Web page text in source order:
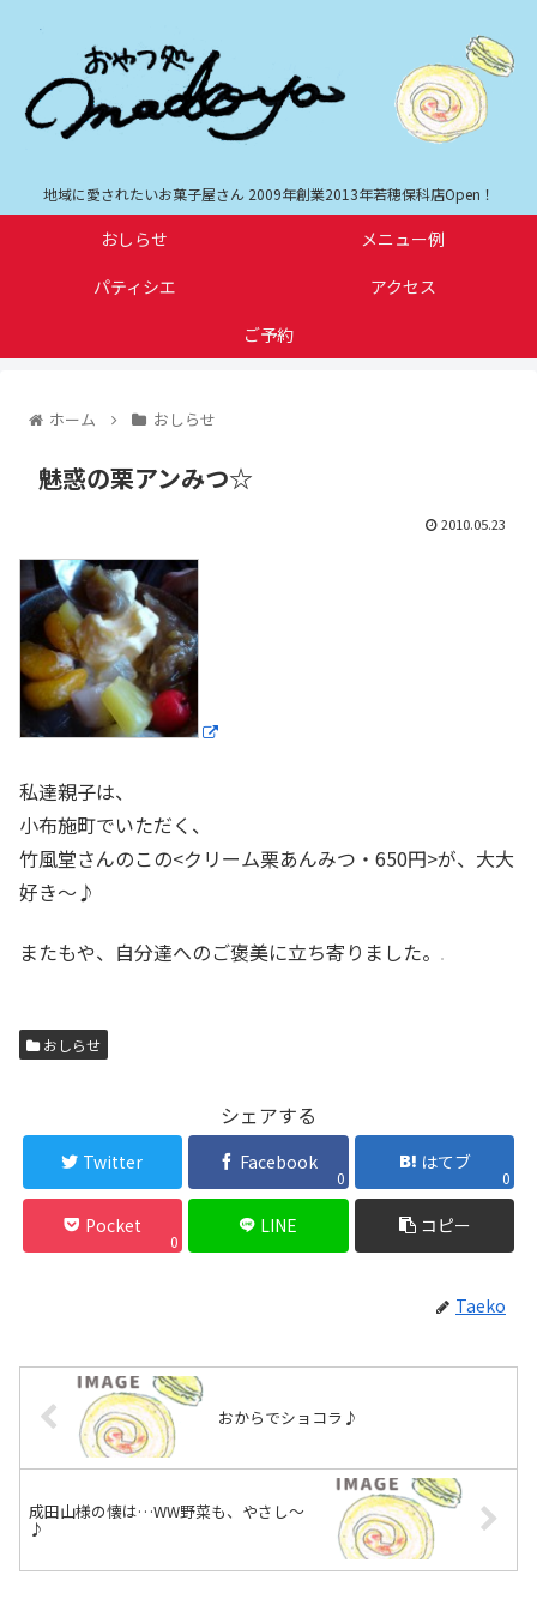
地域に愛されたいお菓子屋さん 2009年創業2013年若穂保科店Open！
おしらせ
メニュー例
パティシエ
アクセス
ご予約
ホーム おしらせ
魅惑の栗アンみつ☆
2010.05.23
私達親子は、
小布施町でいただく、
竹風堂さんのこの<クリーム栗あんみつ・650円>が、大大
好き〜♪
またもや、自分達へのご褒美に立ち寄りました。
おしらせ
シェアする
Twitter Facebook
0
はてブ
0
Pocket
0
LINE コピー
Taeko
おからでショコラ♪
成田山様の懐は…WW野菜も、やさし〜
♪